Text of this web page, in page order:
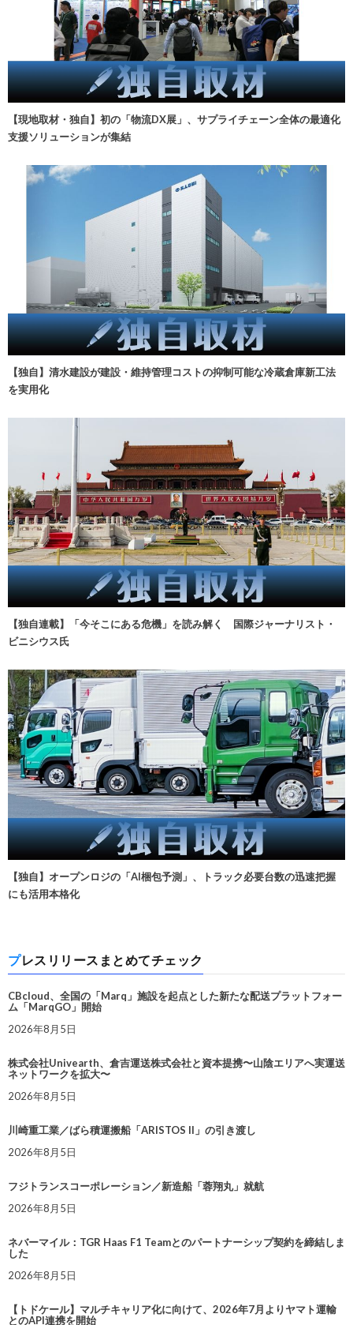
【現地取材・独自】初の「物流DX展」、サプライチェーン全体の最適化
支援ソリューションが集結
【独自】清水建設が建設・維持管理コストの抑制可能な冷蔵倉庫新工法
を実用化
【独自連載】「今そこにある危機」を読み解く 国際ジャーナリスト・
ビニシウス氏
【独自】オープンロジの「AI梱包予測」、トラック必要台数の迅速把握
にも活用本格化
プレスリリースまとめてチェック
CBcloud、全国の「Marq」施設を起点とした新たな配送プラットフォー
ム「MarqGO」開始
2026年8月5日
株式会社Univearth、倉吉運送株式会社と資本提携〜山陰エリアへ実運送
ネットワークを拡大〜
2026年8月5日
川崎重工業／ばら積運搬船「ARISTOS II」の引き渡し
2026年8月5日
フジトランスコーポレーション／新造船「蓉翔丸」就航
2026年8月5日
ネバーマイル：TGR Haas F1 Teamとのパートナーシップ契約を締結しま
した
2026年8月5日
【トドケール】マルチキャリア化に向けて、2026年7月よりヤマト運輸
とのAPI連携を開始